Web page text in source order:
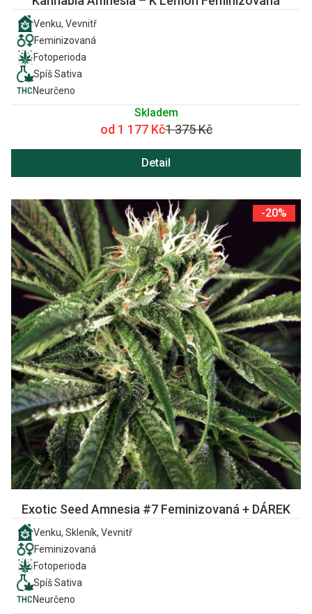
Venku, Vevnitř
Feminizovaná
Fotoperioda
Spíš Sativa
Neurčeno
Skladem
od 1 177 Kč1 375 Kč
Detail
-20%
Exotic Seed Amnesia #7 Feminizovaná + DÁREK
Venku, Skleník, Vevnitř
Feminizovaná
Fotoperioda
Spíš Sativa
Neurčeno